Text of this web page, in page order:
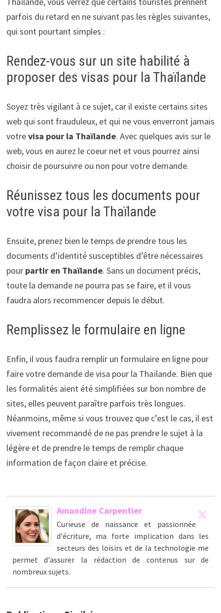
parfois du retard en ne suivant pas les règles suivantes,
qui sont pourtant simples :
Rendez-vous sur un site habilité à
proposer des visas pour la Thaïlande
Soyez très vigilant à ce sujet, car il existe certains sites
web qui sont frauduleux, et qui ne vous enverront jamais
votrevisa pour la Thaïlande. Avec quelques avis sur le
web, vous en aurez le coeur net et vous pourrez ainsi
choisir de poursuivre ou non pour votre demande.
Réunissez tous les documents pour
votre visa pour la Thaïlande
Ensuite, prenez bien le temps de prendre tous les
documents d’identité susceptibles d’être nécessaires
pour partir en Thaïlande. Sans un document précis,
toute la demande ne pourra pas se faire, et il vous
faudra alors recommencer depuis le début.
Remplissez le formulaire en ligne
Enfin, il vous faudra remplir un formulaire en ligne pour
faire votre demande de visa pour la Thaïlande. Bien que
les formalités aient été simplifiées sur bon nombre de
sites, elles peuvent paraître parfois très longues.
Néanmoins, même si vous trouvez que c’est le cas, il est
vivement recommandé de ne pas prendre le sujet à la
légère et de prendre le temps de remplir chaque
information de façon claire et précise.
Amandine Carpentier
Curieuse de naissance et passionnée
d'écriture, ma forte implication dans les
secteurs des loisirs et de la technologie me
permet d'assurer la rédaction de contenus sur de
nombreux sujets.